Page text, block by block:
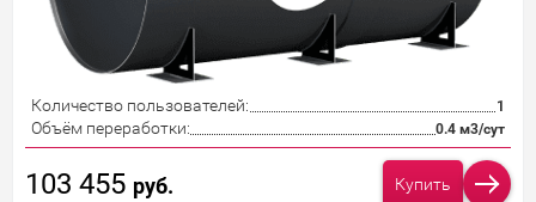
Количество пользователей: 1
Объём переработки: 0.4 м3/сут
103 455 руб. Купить